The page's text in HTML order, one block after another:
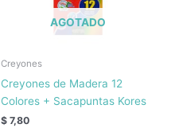
AGOTADO
Creyones
Creyones de Madera 12
Colores + Sacapuntas Kores
$ 7,80